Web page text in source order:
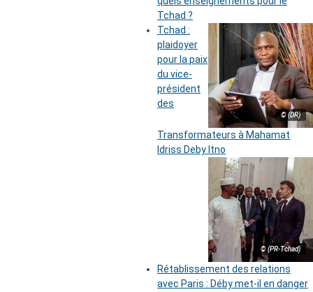
Tchad ?
© (DR)
Tchad :
plaidoyer
pour la paix
du vice-
président
des
Transformateurs à Mahamat
Idriss Deby Itno
© (PR-Tchad)
Rétablissement des relations
avec Paris : Déby met-il en danger